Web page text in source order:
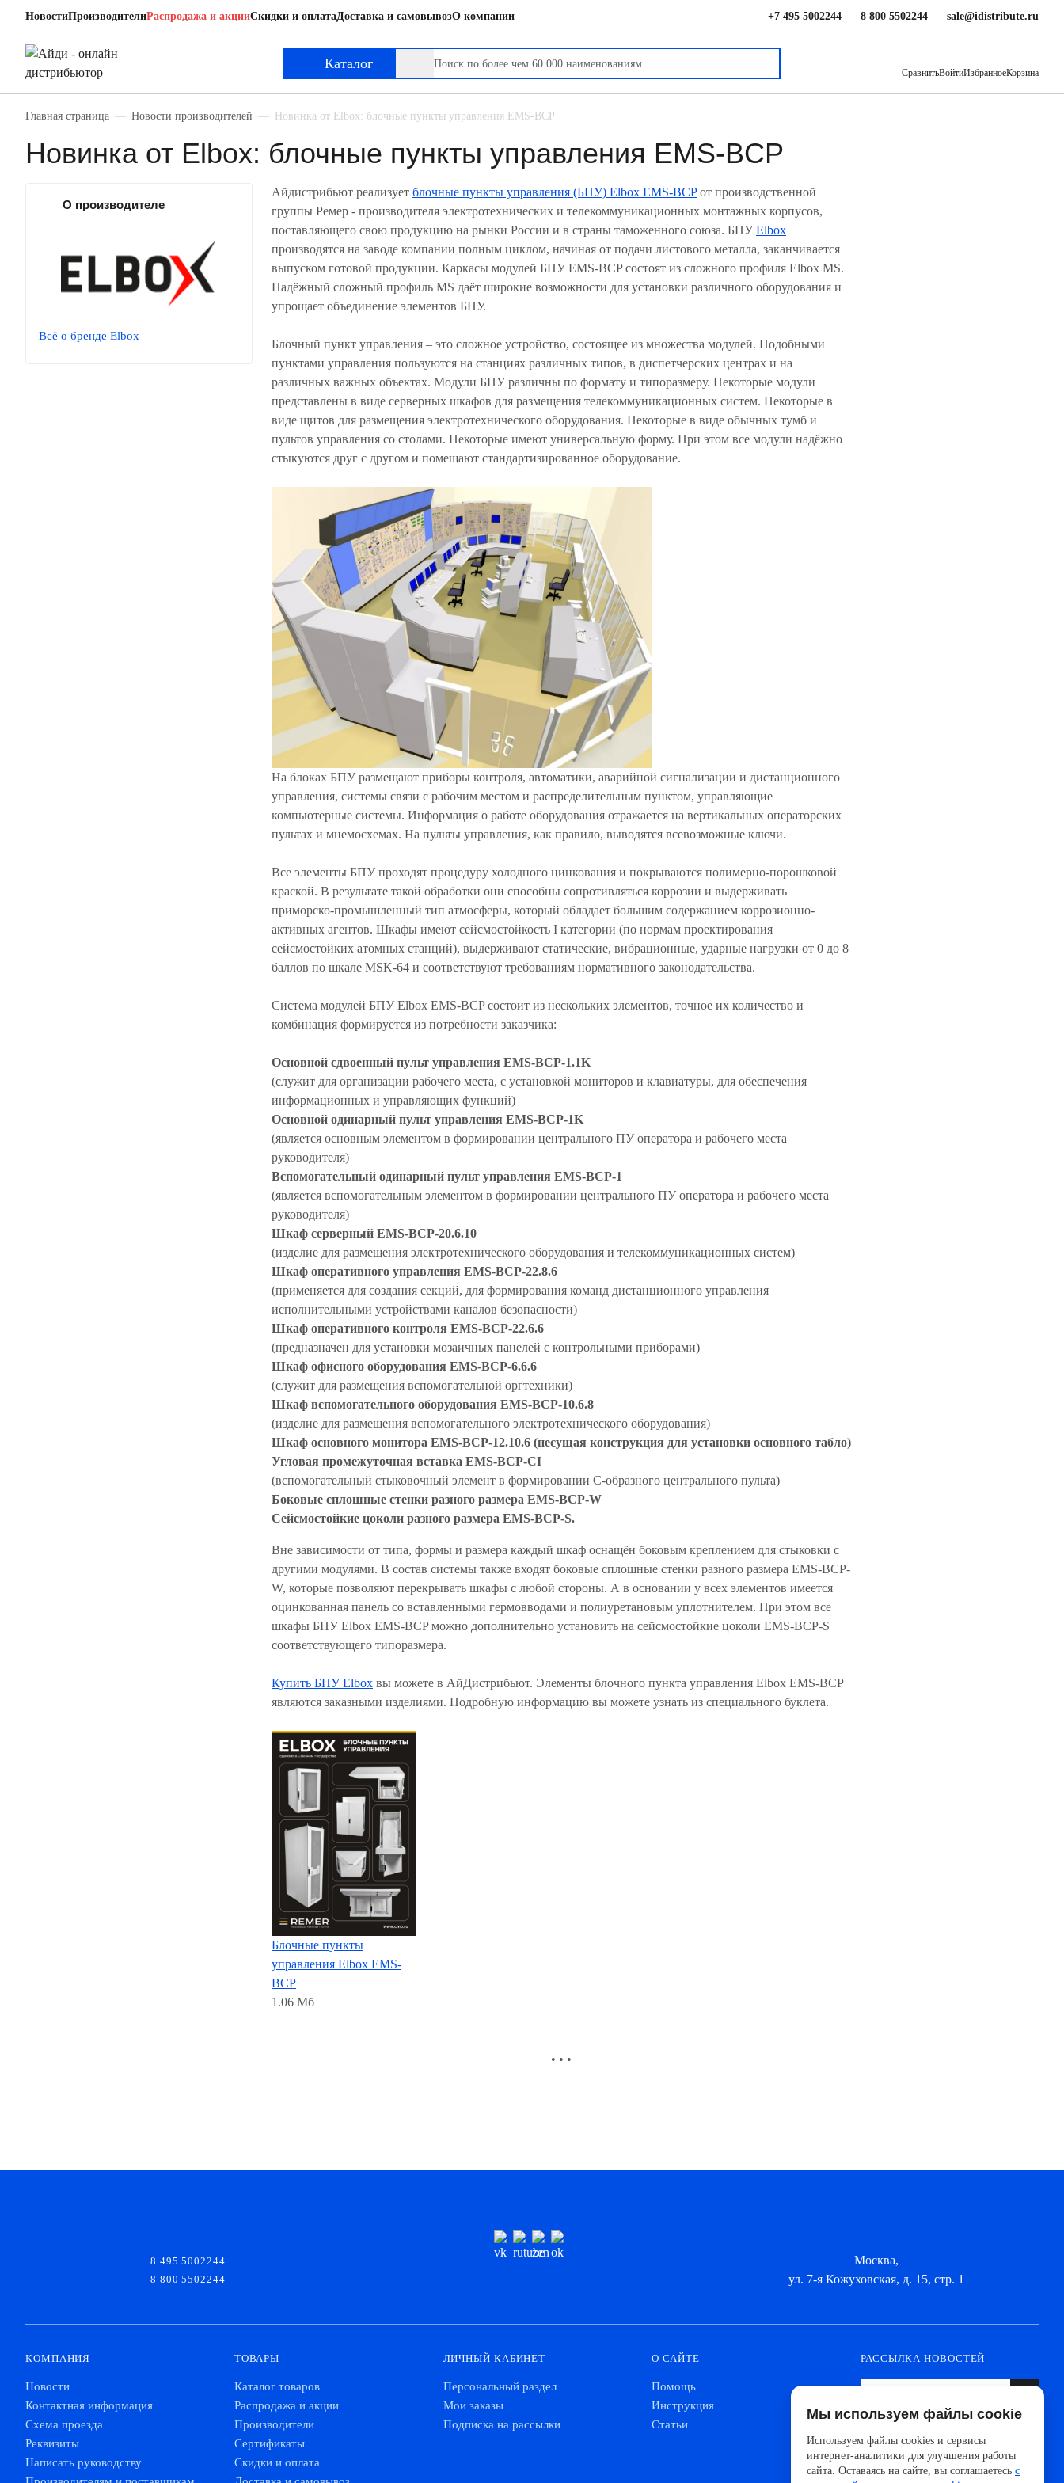
НовостиПроизводителиРаспродажа и акцииСкидки и оплатаДоставка и самовывозО компании +7 495 5002244 8 800 5502244 sale@idistribute.ru
Каталог
СравнитьВойтиИзбранноеКорзина
Главная страница Новости производителей Новинка от Elbox: блочные пункты управления EMS-BCP
Новинка от Elbox: блочные пункты управления EMS-BCP
О производителе
Всё о бренде Elbox
Айдистрибьют реализует блочные пункты управления (БПУ) Elbox EMS-BCPот производственной
группы Ремер - производителя электротехнических и телекоммуникационных монтажных корпусов,
поставляющего свою продукцию на рынки России и в страны таможенного союза. БПУElbox
производятся на заводе компании полным циклом, начиная от подачи листового металла, заканчивается
выпуском готовой продукции. Каркасы модулей БПУ EMS-BCP состоят из сложного профиля Elbox MS.
Надёжный сложный профиль MS даёт широкие возможности для установки различного оборудования и
упрощает объединение элементов БПУ.
Блочный пункт управления – это сложное устройство, состоящее из множества модулей. Подобными
пунктами управления пользуются на станциях различных типов, в диспетчерских центрах и на
различных важных объектах. Модули БПУ различны по формату и типоразмеру. Некоторые модули
представлены в виде серверных шкафов для размещения телекоммуникационных систем. Некоторые в
виде щитов для размещения электротехнического оборудования. Некоторые в виде обычных тумб и
пультов управления со столами. Некоторые имеют универсальную форму. При этом все модули надёжно
стыкуются друг с другом и помещают стандартизированное оборудование.
На блоках БПУ размещают приборы контроля, автоматики, аварийной сигнализации и дистанционного
управления, системы связи с рабочим местом и распределительным пунктом, управляющие
компьютерные системы. Информация о работе оборудования отражается на вертикальных операторских
пультах и мнемосхемах. На пульты управления, как правило, выводятся всевозможные ключи.
Все элементы БПУ проходят процедуру холодного цинкования и покрываются полимерно-порошковой
краской. В результате такой обработки они способны сопротивляться коррозии и выдерживать
приморско-промышленный тип атмосферы, который обладает большим содержанием коррозионно-
активных агентов. Шкафы имеют сейсмостойкость I категории (по нормам проектирования
сейсмостойких атомных станций), выдерживают статические, вибрационные, ударные нагрузки от 0 до 8
баллов по шкале MSK-64 и соответствуют требованиям нормативного законодательства.
Система модулей БПУ Elbox EMS-BCP состоит из нескольких элементов, точное их количество и
комбинация формируется из потребности заказчика:
Основной сдвоенный пульт управления EMS-BCP-1.1K
(служит для организации рабочего места, с установкой мониторов и клавиатуры, для обеспечения
информационных и управляющих функций)
Основной одинарный пульт управления EMS-BCP-1K
(является основным элементом в формировании центрального ПУ оператора и рабочего места
руководителя)
Вспомогательный одинарный пульт управления EMS-BCP-1
(является вспомогательным элементом в формировании центрального ПУ оператора и рабочего места
руководителя)
Шкаф серверный EMS-BCP-20.6.10
(изделие для размещения электротехнического оборудования и телекоммуникационных систем)
Шкаф оперативного управления EMS-BCP-22.8.6
(применяется для создания секций, для формирования команд дистанционного управления
исполнительными устройствами каналов безопасности)
Шкаф оперативного контроля EMS-BCP-22.6.6
(предназначен для установки мозаичных панелей с контрольными приборами)
Шкаф офисного оборудования EMS-BCP-6.6.6
(служит для размещения вспомогательной оргтехники)
Шкаф вспомогательного оборудования EMS-BCP-10.6.8
(изделие для размещения вспомогательного электротехнического оборудования)
Шкаф основного монитора EMS-BCP-12.10.6 (несущая конструкция для установки основного табло)
Угловая промежуточная вставка EMS-BCP-CI
(вспомогательный стыковочный элемент в формировании С-образного центрального пульта)
Боковые сплошные стенки разного размера EMS-BCP-W
Сейсмостойкие цоколи разного размера EMS-BCP-S.
Вне зависимости от типа, формы и размера каждый шкаф оснащён боковым креплением для стыковки с
другими модулями. В состав системы также входят боковые сплошные стенки разного размера EMS-BCP-
W, которые позволяют перекрывать шкафы с любой стороны. А в основании у всех элементов имеется
оцинкованная панель со вставленными гермовводами и полиуретановым уплотнителем. При этом все
шкафы БПУ Elbox EMS-BCP можно дополнительно установить на сейсмостойкие цоколи EMS-BCP-S
соответствующего типоразмера.
Купить БПУ Elbox вы можете в АйДистрибьют. Элементы блочного пункта управления Elbox EMS-BCP
являются заказными изделиями. Подробную информацию вы можете узнать из специального буклета.
Блочные пункты
управления Elbox EMS-
BCP
1.06 Мб
• • •
8 495 5002244
8 800 5502244
Москва,
ул. 7-я Кожуховская, д. 15, стр. 1
КОМПАНИЯ
Новости
Контактная информация
Схема проезда
Реквизиты
Написать руководству
ТОВАРЫ
Каталог товаров
Распродажа и акции
Производители
Сертификаты
Скидки и оплата
ЛИЧНЫЙ КАБИНЕТ
Персональный раздел
Мои заказы
Подписка на рассылки
О САЙТЕ
Помощь
Инструкция
Статьи
РАССЫЛКА НОВОСТЕЙ
новинок от ведущих производителей и
новостей АйДистрибьют
Мы используем файлы cookie
Используем файлы cookies и сервисы
интернет-аналитики для улучшения работы
сайта. Оставаясь на сайте, вы соглашаетесь с